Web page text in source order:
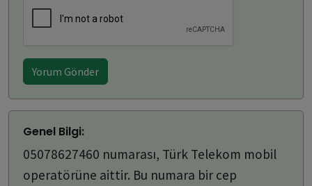
Yorum Gönder
Genel Bilgi:
05078627460 numarası, Türk Telekom mobil
operatörüne aittir. Bu numara bir cep